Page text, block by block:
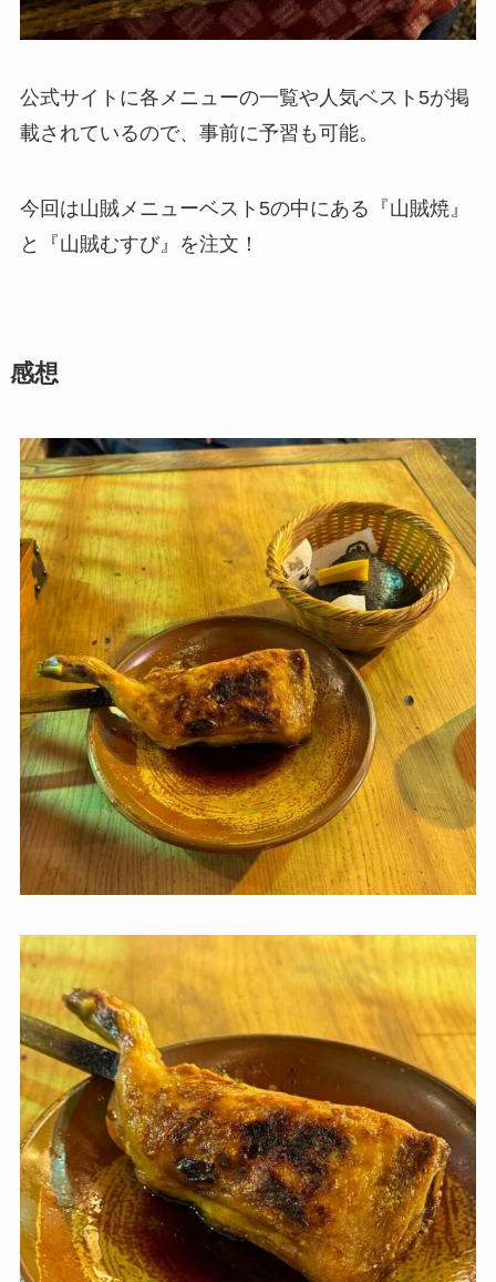
公式サイトに各メニューの一覧や人気ベスト5が掲
載されているので、事前に予習も可能。
今回は山賊メニューベスト5の中にある『山賊焼』
と『山賊むすび』を注文！
感想